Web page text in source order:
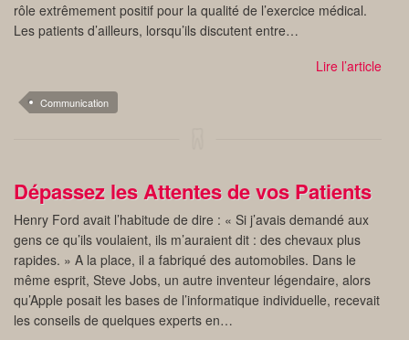
rôle extrêmement positif pour la qualité de l’exercice médical.
Les patients d’ailleurs, lorsqu’ils discutent entre…
Lire l’article
Communication
Dépassez les Attentes de vos Patients
Henry Ford avait l’habitude de dire : « Si j’avais demandé aux
gens ce qu’ils voulaient, ils m’auraient dit : des chevaux plus
rapides. » A la place, il a fabriqué des automobiles. Dans le
même esprit, Steve Jobs, un autre inventeur légendaire, alors
qu’Apple posait les bases de l’informatique individuelle, recevait
les conseils de quelques experts en…